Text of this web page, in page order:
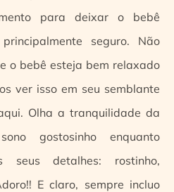
para deixar o bebê
seguro. Não
o bebê esteja bem relaxado
ver isso em seu semblante
Olha a tranquilidade da
gostosinho enquanto
seus detalhes: rostinho,
E claro, sempre incluo